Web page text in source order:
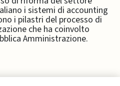
i sistemi di accounting
i pilastri del processo di
che ha coinvolto
Amministrazione.